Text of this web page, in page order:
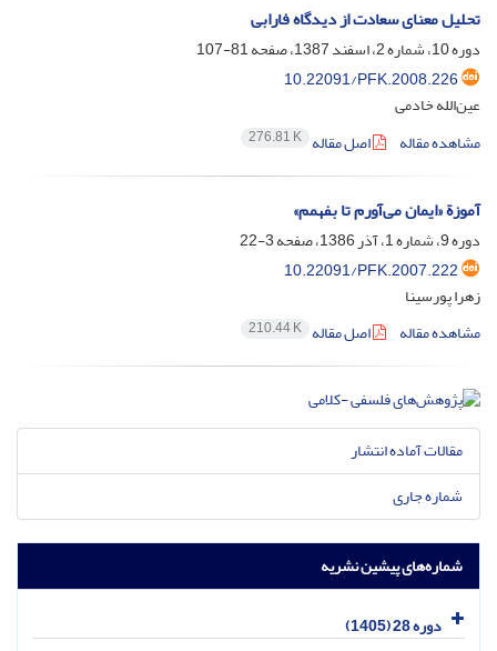
تحلیل معنای سعادت از دیدگاه فارابی
دوره 10، شماره 2، اسفند 1387، صفحه
81-107
10.22091/PFK.2008.226
عین‌الله خادمی
مشاهده مقاله
اصل مقاله 276.81 K
آموزة «ایمان می‌آورم تا بفهمم»
دوره 9، شماره 1، آذر 1386، صفحه
3-22
10.22091/PFK.2007.222
زهرا پورسینا
مشاهده مقاله
اصل مقاله 210.44 K
مقالات آماده انتشار
شماره جاری
شماره‌های پیشین نشریه
دوره 28 (1405)